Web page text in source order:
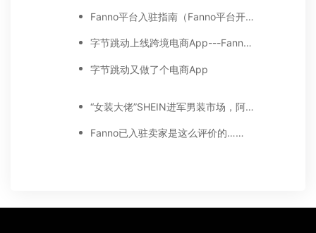
Fanno平台入驻指南（Fanno平台开店步骤）
字节跳动上线跨境电商App---Fanno，卖家平均站内费用比涨至34%
字节跳动又做了个电商App
“女装大佬”SHEIN进军男装市场，阿里和字节跳动都慌了?
Fanno已入驻卖家是这么评价的……